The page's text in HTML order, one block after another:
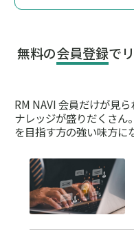
無料の会員登録で
RM NAVI 会員だけが見
ナレッジが盛りだくさん。
を目指す方の強い味方に